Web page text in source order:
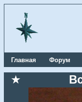
Главная Форум
★